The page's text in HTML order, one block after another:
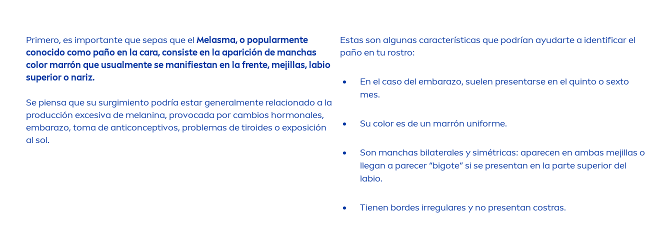
Primero, es importante que sepas que el Melasma, o popularmente
conocido como paño en la cara, consiste en la aparición de manchas
color marrón que usualmente se manifiestan en la frente, mejillas, labio
superior o nariz.
Se piensa que su surgimiento podría estar generalmente relacionado a la
producción excesiva de melanina, provocada por cambios hormonales,
embarazo, toma de anticonceptivos, problemas de tiroides o exposición
al sol.
Estas son algunas características que podrían ayudarte a identificar el
paño en tu rostro:
En el caso del embarazo, suelen presentarse en el quinto o sexto
mes.
Su colores de un marrón uniforme.
Son manchas bilaterales y simétricas: aparecen en ambas mejillas o
llegan a parecer “bigote” si se presentan en la parte superior del
labio.
Tienen bordes irregulares y no presentan costras.